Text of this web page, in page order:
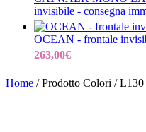
invisibile - consegna
OCEAN - frontale
263,00€
Home / Prodotto Colori /